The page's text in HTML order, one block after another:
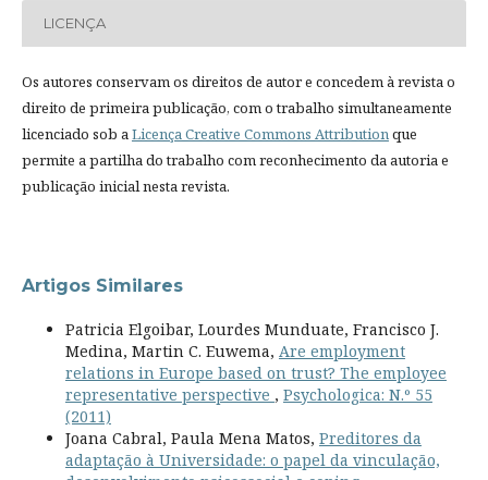
LICENÇA
Os autores conservam os direitos de autor e concedem à revista o
direito de primeira publicação, com o trabalho simultaneamente
licenciado sob aLicença Creative Commons Attributionque
permite a partilha do trabalho com reconhecimento da autoria e
publicação inicial nesta revista.
Artigos Similares
Patricia Elgoibar, Lourdes Munduate, Francisco J.
Medina, Martin C. Euwema, Are employment
relations in Europe based on trust? The employee
representative perspective , Psychologica: N.º 55
(2011)
Joana Cabral, Paula Mena Matos, Preditores da
adaptação à Universidade: o papel da vinculação,